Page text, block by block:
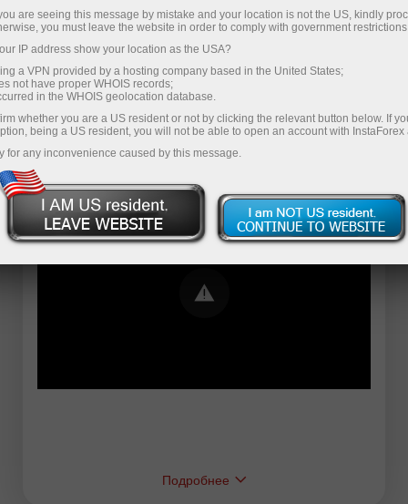
Error loading YouTube: Video could not be
played
Подробнее
are seeing this message by mistake and your location is not the US, kindly
you must leave the website in order to comply with government
IP address show your location as the USA?
a VPN provided by a hosting company based in the United States;
not have proper WHOIS records;
in the WHOIS geolocation database.
whether you are a US resident or not by clicking the relevant button below. If
being a US resident, you will not be able to open an account with InstaForex
for any inconvenience caused by this message.